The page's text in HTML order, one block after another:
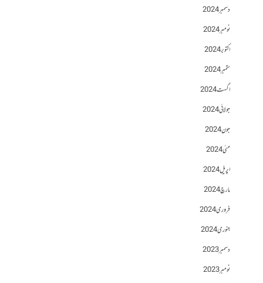
دسمبر 2024
نومبر 2024
اکتوبر 2024
ستمبر 2024
اگست 2024
جولائی 2024
جون 2024
مئی 2024
اپریل 2024
مارچ 2024
فروری 2024
جنوری 2024
دسمبر 2023
نومبر 2023